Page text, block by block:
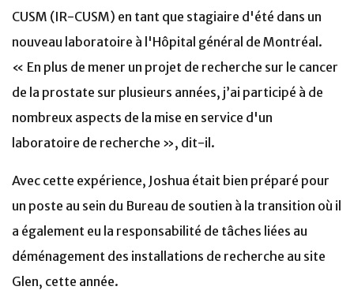
CUSM (IR-CUSM) en tant que stagiaire d'été dans un
nouveau laboratoire à l'Hôpital général de Montréal.
« En plus de mener un projet de recherche sur le cancer
de la prostate sur plusieurs années, j’ai participé à de
nombreux aspects de la mise en service d'un
laboratoire de recherche », dit-il.
Avec cette expérience, Joshua était bien préparé pour
un poste au sein du Bureau de soutien à la transition où il
a également eu la responsabilité de tâches liées au
déménagement des installations de recherche au site
Glen, cette année.